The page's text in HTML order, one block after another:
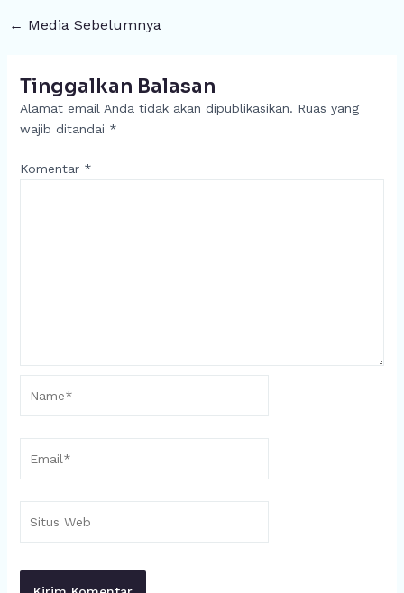
← Media Sebelumnya
Tinggalkan Balasan
Alamat email Anda tidak akan dipublikasikan. Ruas yang
wajib ditandai *
Komentar *
Web